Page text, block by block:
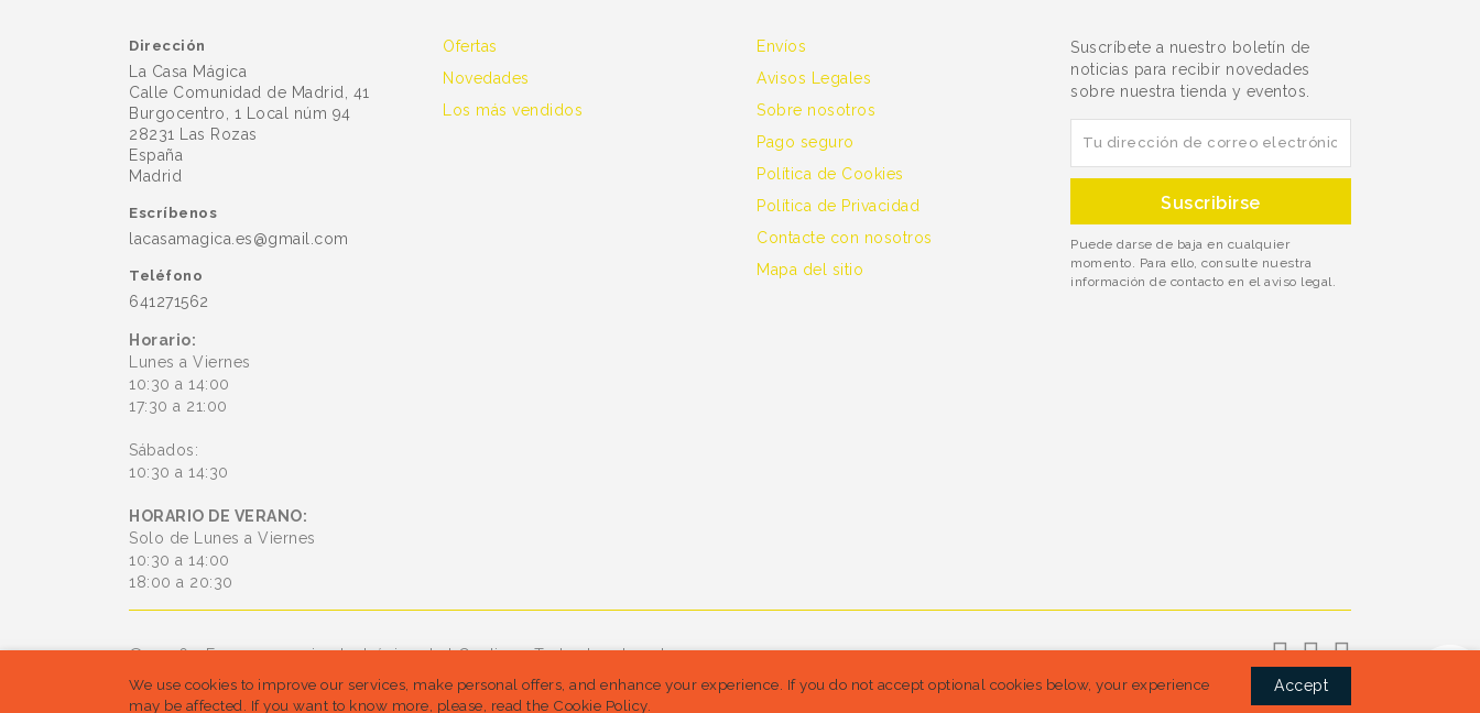
Dirección
La Casa Mágica
Calle Comunidad de Madrid, 41
Burgocentro, 1 Local núm 94
28231 Las Rozas
España
Madrid
Escríbenos
lacasamagica.es@gmail.com
Teléfono
641271562
Horario:
Lunes a Viernes
10:30 a 14:00
17:30 a 21:00
Sábados:
10:30 a 14:30
HORARIO DE VERANO:
Solo de Lunes a Viernes
10:30 a 14:00
18:00 a 20:30
Ofertas
Novedades
Los más vendidos
Envíos
Avisos Legales
Sobre nosotros
Pago seguro
Política de Cookies
Política de Privacidad
Contacte con nosotros
Mapa del sitio
Suscríbete a nuestro boletín de
noticias para recibir novedades
sobre nuestra tienda y eventos.
Puede darse de baja en cualquier
momento. Para ello, consulte nuestra
información de contacto en el aviso legal.
© 2026 - Es un comercio electrónico de bConline - Todos los derechos
están reservados
We use cookies to improve our services, make personal offers, and enhance your experience. If you do not accept optional cookies below, your experience
may be affected. If you want to know more, please, read the Cookie Policy.
Accept